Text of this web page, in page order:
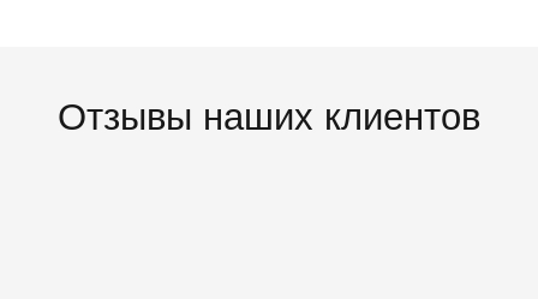
Отзывы наших клиентов